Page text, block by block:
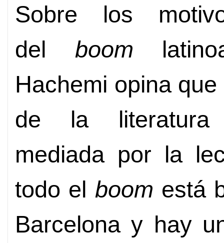
Sobre los
del boom
Hachemi opina
de la literatura
mediada por la
todo el boom está
Barcelona y hay